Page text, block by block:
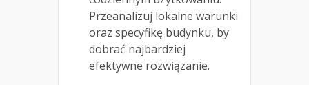
Przeanalizuj lokalne warunki
oraz specyfikę budynku, by
dobrać najbardziej
efektywne rozwiązanie.